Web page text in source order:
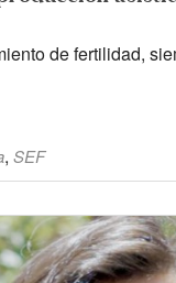
de fertilidad,
, SEF